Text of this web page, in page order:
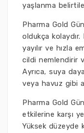
yaşlanma
Pharma Gold
oldukça
yayılır ve hızla
cildi nemlendirir
Ayrıca, suya
veya havuz gibi
Pharma Gold
etkilerine karşı
Yüksek düzeyde